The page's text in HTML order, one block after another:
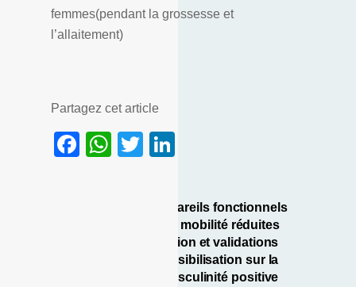
femmes(pendant la grossesse et
l’allaitement)
Partagez cet article
F
W
T
e
dI
n
Fourniture d’appareils fonctionnels
aux personnes à mobilité réduites
Atelier de présentation et validations
des outils de sensibilisation sur la
masculinité positive